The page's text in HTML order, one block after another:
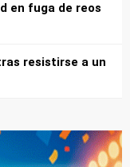
en fuga de reos
resistirse a un